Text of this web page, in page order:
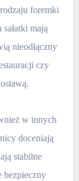
mają
nieodłączny
czy
w innych
doceniają
stabilne
bezpieczny